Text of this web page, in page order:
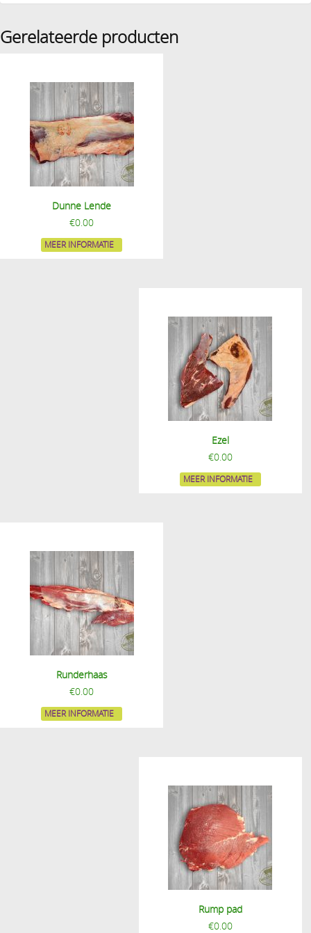
Gerelateerde producten
Dunne Lende
€0.00
MEER INFORMATIE
Ezel
€0.00
MEER INFORMATIE
Runderhaas
€0.00
MEER INFORMATIE
Rump pad
€0.00